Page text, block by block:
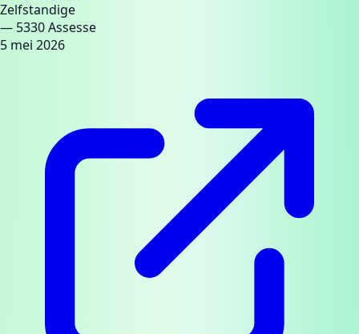
Zelfstandige
— 5330 Assesse
5 mei 2026